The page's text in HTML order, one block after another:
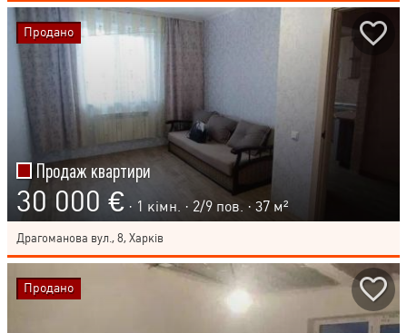
Продаж квартири
30 000 € · 1 кімн. · 2/9 пов. · 37 м²
Драгоманова вул., 8, Харків
Продано
Продано